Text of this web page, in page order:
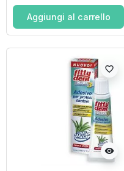
Aggiungi al carrello
visibility
favorite_border